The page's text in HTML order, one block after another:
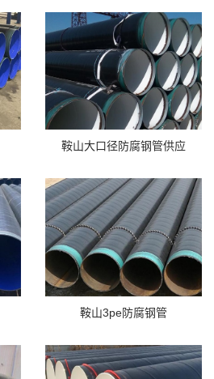
鞍山大口径防腐钢管供应
鞍山3pe防腐钢管